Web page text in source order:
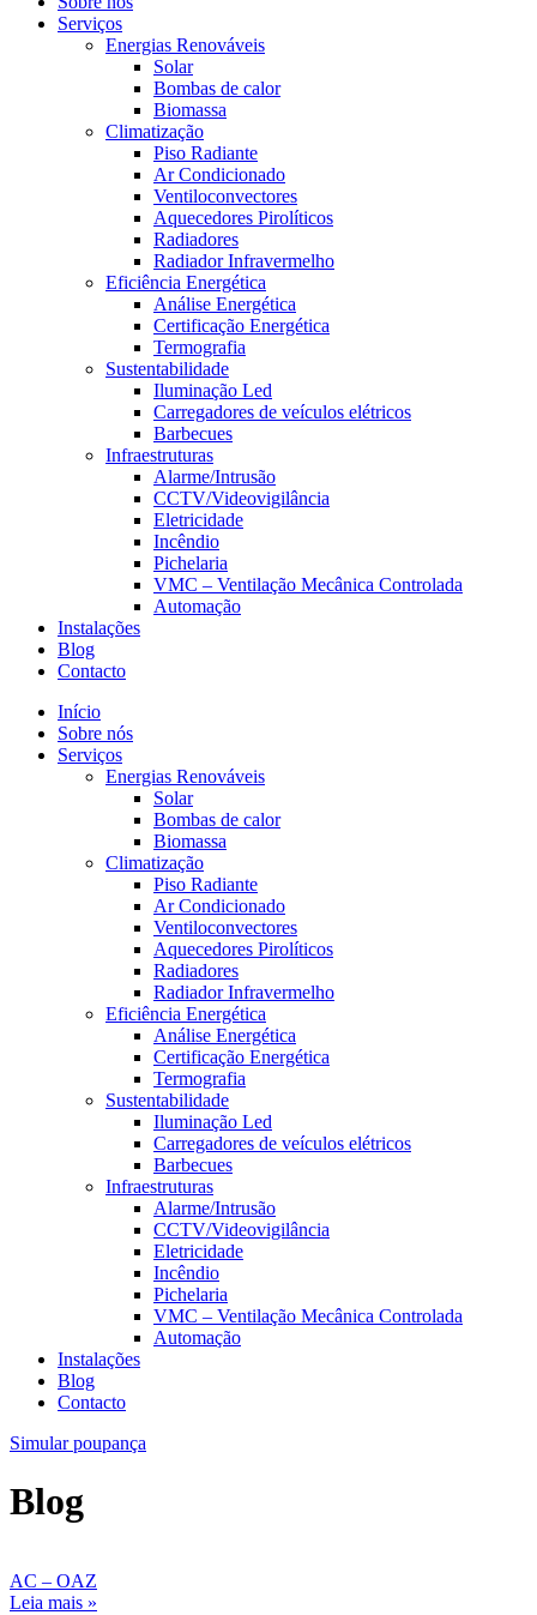
Serviços
Energias Renováveis
Solar
Bombas de calor
Biomassa
Climatização
Piso Radiante
Ar Condicionado
Ventiloconvectores
Aquecedores Pirolíticos
Radiadores
Radiador Infravermelho
Eficiência Energética
Análise Energética
Certificação Energética
Termografia
Sustentabilidade
Iluminação Led
Carregadores de veículos elétricos
Barbecues
Infraestruturas
Alarme/Intrusão
CCTV/Videovigilância
Eletricidade
Incêndio
Pichelaria
VMC – Ventilação Mecânica Controlada
Automação
Instalações
Blog
Contacto
Início
Sobre nós
Serviços
Energias Renováveis
Solar
Bombas de calor
Biomassa
Climatização
Piso Radiante
Ar Condicionado
Ventiloconvectores
Aquecedores Pirolíticos
Radiadores
Radiador Infravermelho
Eficiência Energética
Análise Energética
Certificação Energética
Termografia
Sustentabilidade
Iluminação Led
Carregadores de veículos elétricos
Barbecues
Infraestruturas
Alarme/Intrusão
CCTV/Videovigilância
Eletricidade
Incêndio
Pichelaria
VMC – Ventilação Mecânica Controlada
Automação
Instalações
Blog
Contacto
Simular poupança
Blog
AC – OAZ
Leia mais »